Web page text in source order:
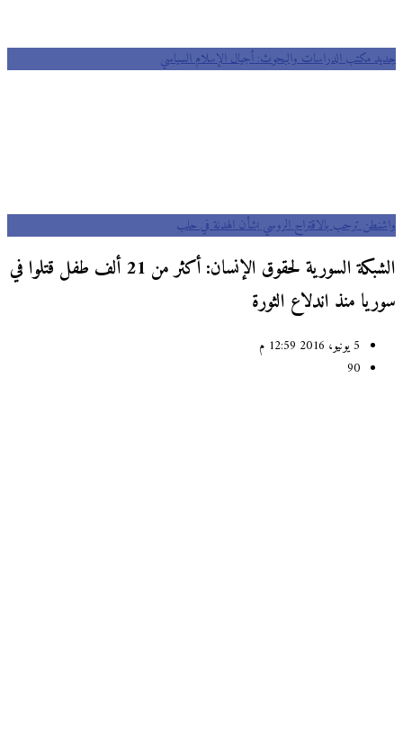
مكتب الدراسات والبحوث: أجيال الإسلام السياسي
ترحب بالاقتراح الروسي بشأن الهدنة في حلب
الشبكة السورية لحقوق الإنسان: أكثر من 21 ألف طفل قتلوا في
منذ اندلاع الثورة
5 يونيو، 2016 12:59 م
90